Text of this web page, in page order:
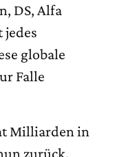
DS, Alfa
jedes
globale
Falle
Milliarden in
zurück.